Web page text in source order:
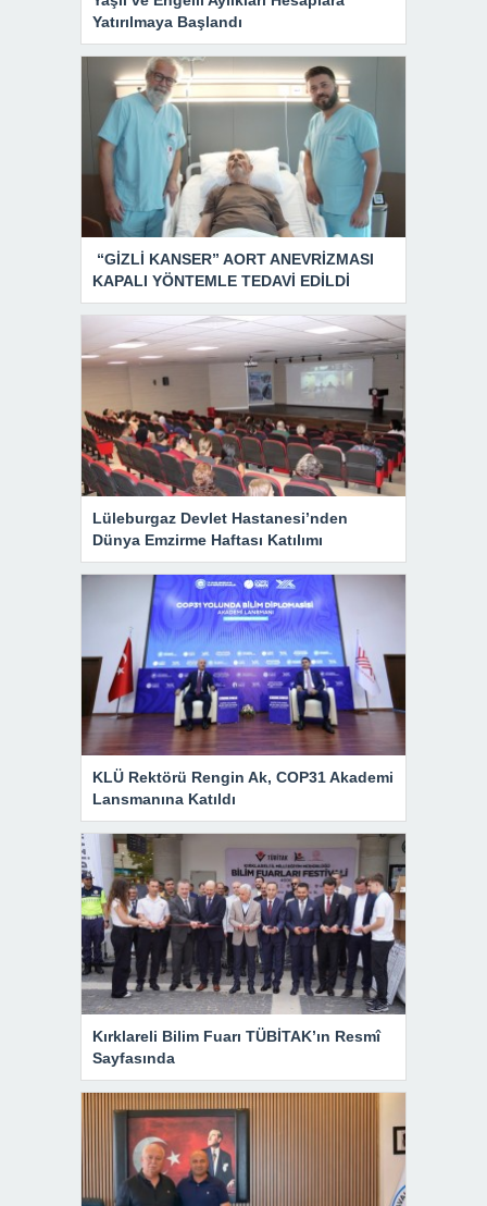
Yatırılmaya Başlandı
“GİZLİ KANSER” AORT ANEVRİZMASI
KAPALI YÖNTEMLE TEDAVİ EDİLDİ
Lüleburgaz Devlet Hastanesi’nden
Dünya Emzirme Haftası Katılımı
KLÜ Rektörü Rengin Ak, COP31 Akademi
Lansmanına Katıldı
Kırklareli Bilim Fuarı TÜBİTAK’ın Resmî
Sayfasında